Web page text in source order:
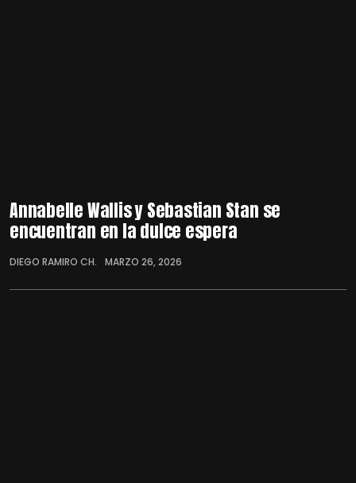
Annabelle Wallis y Sebastian Stan se
encuentran en la dulce espera
DIEGO RAMIRO CH. MARZO 26, 2026